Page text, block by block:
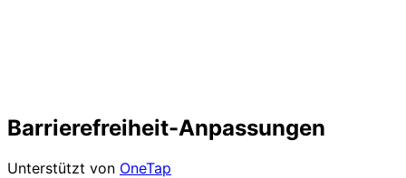
Barrierefreiheit-Anpassungen
Unterstützt von OneTap